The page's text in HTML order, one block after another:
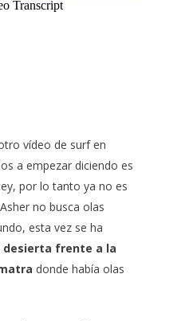
vídeo de surf en
a empezar diciendo es
, por lo tanto ya no es
no busca olas
esta vez se ha
desierta frente a la
donde había olas